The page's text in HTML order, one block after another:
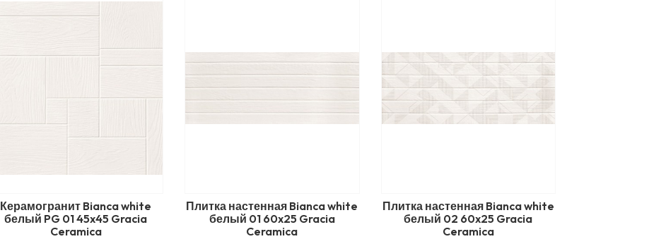
Керамогранит Bianca white
белый PG 01 45x45 Gracia
Ceramica
Плитка настенная Bianca white
белый 01 60x25 Gracia
Ceramica
Плитка настенная Bianca white
белый 02 60x25 Gracia
Ceramica